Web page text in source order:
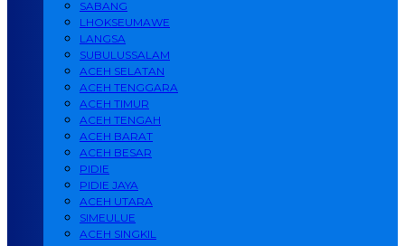
SABANG
LHOKSEUMAWE
LANGSA
SUBULUSSALAM
ACEH SELATAN
ACEH TENGGARA
ACEH TIMUR
ACEH TENGAH
ACEH BARAT
ACEH BESAR
PIDIE
PIDIE JAYA
ACEH UTARA
SIMEULUE
ACEH SINGKIL